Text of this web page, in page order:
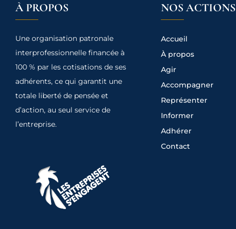
À PROPOS
Une organisation patronale
interprofessionnelle financée à
100 % par les cotisations de ses
adhérents, ce qui garantit une
totale liberté de pensée et
d’action, au seul service de
l’entreprise.
NOS ACTIONS
Accueil
À propos
Agir
Accompagner
Représenter
Informer
Adhérer
Contact